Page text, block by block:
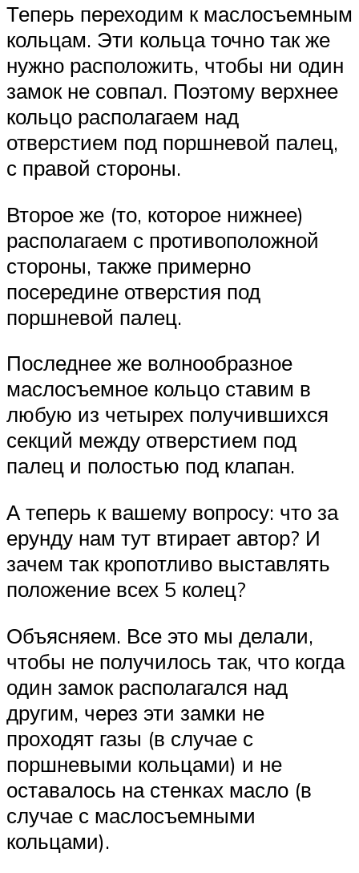
Теперь переходим к маслосъемным
кольцам. Эти кольца точно так же
нужно расположить, чтобы ни один
замок не совпал. Поэтому верхнее
кольцо располагаем над
отверстием под поршневой палец,
с правой стороны.
Второе же (то, которое нижнее)
располагаем с противоположной
стороны, также примерно
посередине отверстия под
поршневой палец.
Последнее же волнообразное
маслосъемное кольцо ставим в
любую из четырех получившихся
секций между отверстием под
палец и полостью под клапан.
А теперь к вашему вопросу: что за
ерунду нам тут втирает автор? И
зачем так кропотливо выставлять
положение всех 5 колец?
Объясняем. Все это мы делали,
чтобы не получилось так, что когда
один замок располагался над
другим, через эти замки не
проходят газы (в случае с
поршневыми кольцами) и не
оставалось на стенках масло (в
случае с маслосъемными
кольцами).